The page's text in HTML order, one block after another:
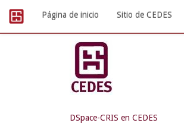
navigation
Página de inicio Sitio de CEDES
DSpace-CRIS en CEDES